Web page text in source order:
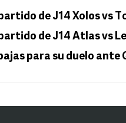
de J14 Xolos vs
de J14 Atlas vs
para su duelo ante